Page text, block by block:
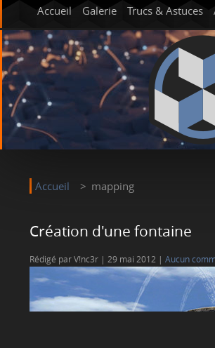
Accueil Galerie Trucs & Astuces
Accueil mapping
Création d'une fontaine
Rédigé par V!nc3r 29 mai 2012 Aucun